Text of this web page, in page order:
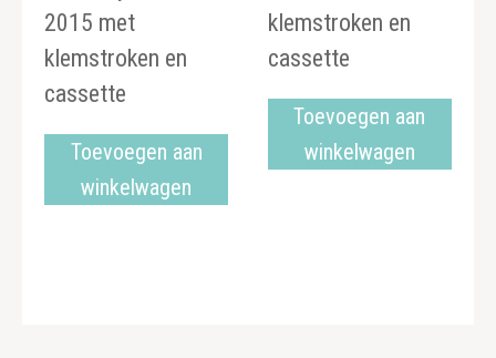
2015 met
klemstroken en
cassette
Toevoegen aan
winkelwagen
klemstroken en
cassette
Toevoegen aan
winkelwagen